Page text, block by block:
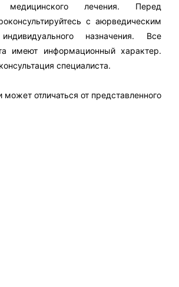
медицинского лечения. Перед
с аюрведическим
назначения. Все
имеют информационный характер.
специалиста.
может отличаться от представленного